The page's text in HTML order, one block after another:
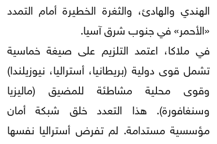
الهندي والهادئ، والثغرة الخطيرة أمام التمدد
«الأحمر» في جنوب شرق آسيا.
في ملاكا، اعتمد التلزيم على صيغة خماسية
تشمل قوى دولية (بريطانيا، أستراليا، نيوزيلندا)
وقوى محلية مشاطئة للمضيق (ماليزيا
وسنغافورة). هذا التعدد خلق شبكة أمان
مؤسسية مستدامة. لم تفرض أستراليا نفسها